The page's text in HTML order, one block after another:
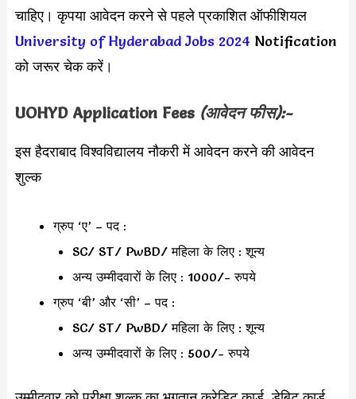
चाहिए। कृपया आवेदन करने से पहले प्रकाशित ऑफीशियल
University of Hyderabad Jobs 2024 Notification
को जरूर चेक करें।
UOHYD Application Fees (आवेदन फीस):-
इस हैदराबाद विश्वविद्यालय नौकरी में आवेदन करने की आवेदन
शुल्क
ग्रुप ‘ए’ – पद :
SC/ ST/ PwBD/ महिला के लिए : शून्य
अन्य उम्मीदवारों के लिए : 1000/- रुपये
ग्रुप ‘बी’ और ‘सी’ – पद :
SC/ ST/ PwBD/ महिला के लिए : शून्य
अन्य उम्मीदवारों के लिए : 500/- रुपये